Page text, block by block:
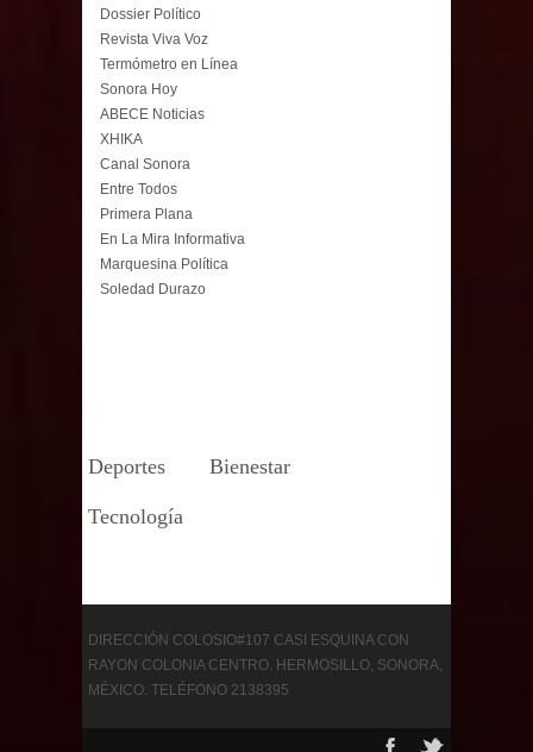
Dossier Político
Revista Viva Voz
Termómetro en Línea
Sonora Hoy
ABECE Noticias
XHIKA
Canal Sonora
Entre Todos
Primera Plana
En La Mira Informativa
Marquesina Política
Soledad Durazo
Deportes Bienestar
Tecnología
DIRECCIÓN COLOSIO#107 CASI ESQUINA CON
RAYON COLONIA CENTRO. HERMOSILLO, SONORA,
MÉXICO. TELÉFONO 2138395